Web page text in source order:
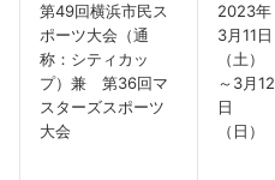
第49回横浜市民ス
ポーツ大会（通
称：シティカッ
プ）兼 第36回マ
スターズスポーツ
大会
2023年
3月11日
（土）
～3月12
日
（日）